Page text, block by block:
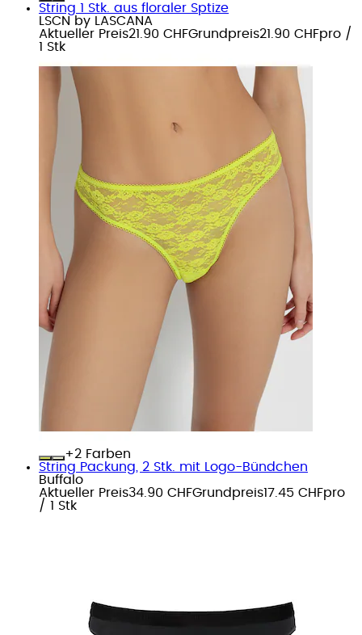
String 1 Stk. aus floraler Sptize
LSCN by LASCANA
Aktueller Preis21.90 CHFGrundpreis21.90 CHFpro /
1 Stk
+
Farben
String Packung, 2 Stk. mit Logo-Bündchen
Buffalo
Aktueller Preis34.90 CHFGrundpreis17.45 CHFpro
/ 1 Stk